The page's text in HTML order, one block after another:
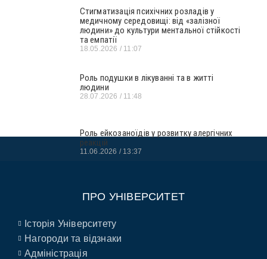
Стигматизація психічних розладів у
медичному середовищі: від «залізної
людини» до культури ментальної стійкості
та емпатії
18.05.2026 11:07
Роль подушки в лікуванні та в житті
людини
28.07.2026 11:48
Роль ейкозаноїдів у розвитку алергічних
реакцій
11.06.2026 13:37
ПРО УНІВЕРСИТЕТ
Історія Університету
Нагороди та відзнаки
Адміністрація